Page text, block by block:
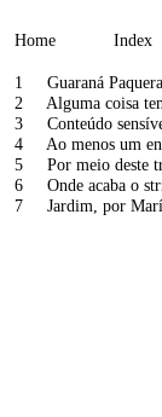
Home Index
1 Guaraná
2 Alguma coisa
3 Conteúdo
4 Ao menos um
5 Por meio deste
6 Onde acaba o
7 Jardim, por